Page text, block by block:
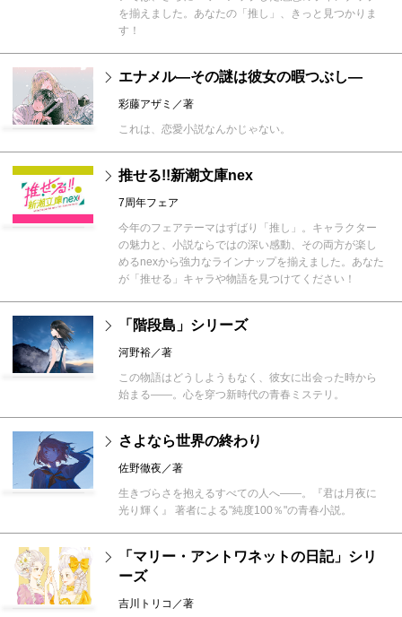
を揃えました。あなたの「推し」、きっと見つかりま
す！
エナメル―その謎は彼女の暇つぶし―
彩藤アザミ／著
これは、恋愛小説なんかじゃない。
推せる!!新潮文庫nex
7周年フェア
今年のフェアテーマはずばり「推し」。キャラクター
の魅力と、小説ならではの深い感動、その両方が楽し
めるnexから強力なラインナップを揃えました。あなた
が「推せる」キャラや物語を見つけてください！
「階段島」シリーズ
河野裕／著
この物語はどうしようもなく、彼女に出会った時から
始まる――。心を穿つ新時代の青春ミステリ。
さよなら世界の終わり
佐野徹夜／著
生きづらさを抱えるすべての人へ――。『君は月夜に
光り輝く』 著者による"純度100％"の青春小説。
「マリー・アントワネットの日記」シリ
ーズ
吉川トリコ／著